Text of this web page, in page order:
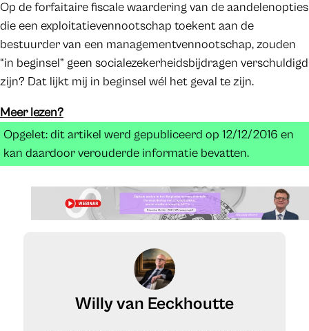
Op de forfaitaire fiscale waardering van de aandelenopties
die een exploitatievennootschap toekent aan de
bestuurder van een managementvennootschap, zouden
“in beginsel” geen socialezekerheidsbijdragen verschuldigd
zijn? Dat lijkt mij in beginsel wél het geval te zijn.
Meer lezen?
Opgelet: dit artikel werd gepubliceerd op 12/12/2016 en
kan daardoor verouderde informatie bevatten.
Willy van Eeckhoutte